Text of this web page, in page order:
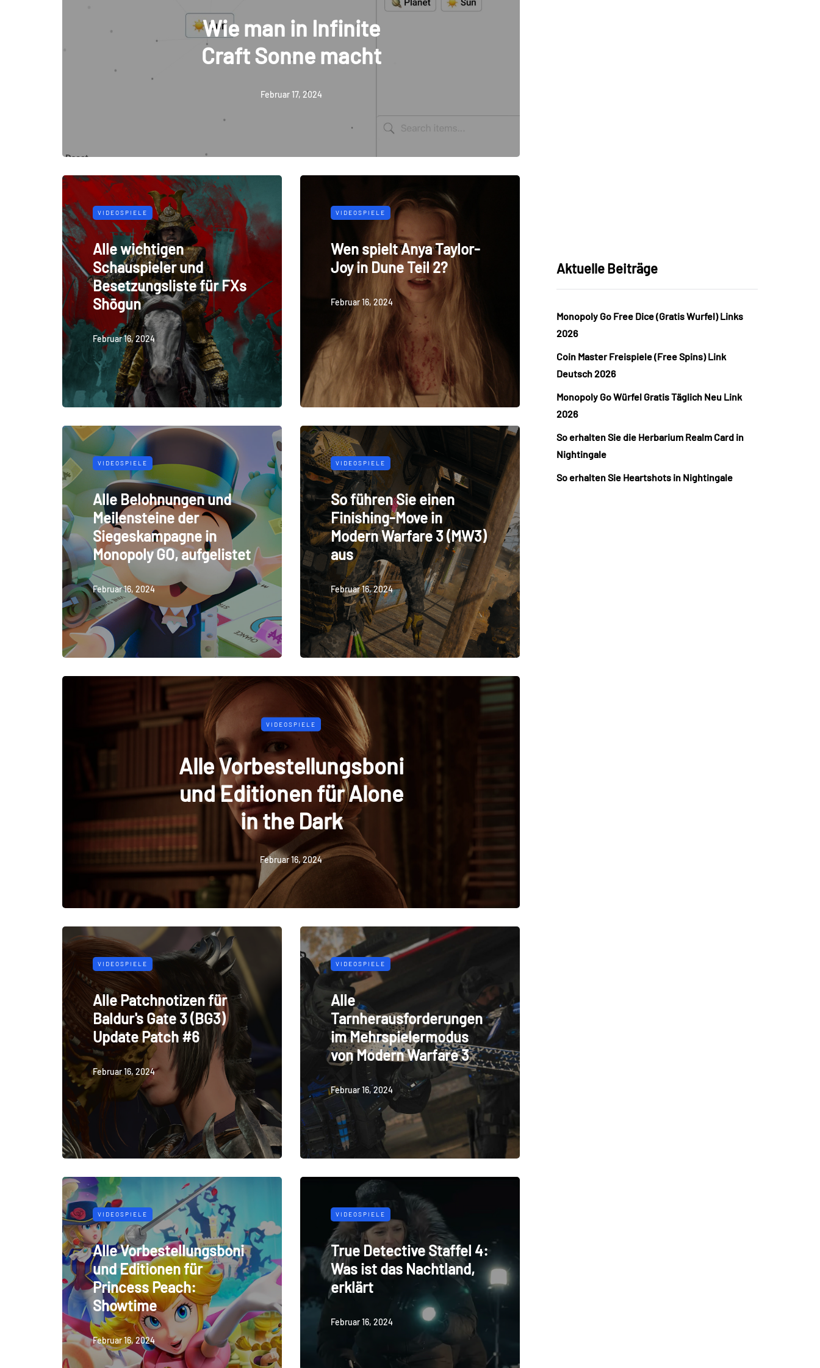
Wie man in Infinite
Craft Sonne macht
Februar 17, 2024
VIDEOSPIELE
Alle wichtigen
Schauspieler und
Besetzungsliste für FXs
Shōgun
Februar 16, 2024
VIDEOSPIELE
Wen spielt Anya Taylor-
Joy in Dune Teil 2?
Februar 16, 2024
VIDEOSPIELE
Alle Belohnungen und
Meilensteine ​​der
Siegeskampagne in
Monopoly GO, aufgelistet
Februar 16, 2024
VIDEOSPIELE
So führen Sie einen
Finishing-Move in
Modern Warfare 3 (MW3)
aus
Februar 16, 2024
VIDEOSPIELE
Alle Vorbestellungsboni
und Editionen für Alone
in the Dark
Februar 16, 2024
VIDEOSPIELE
Alle Patchnotizen für
Baldur's Gate 3 (BG3)
Update Patch #6
Februar 16, 2024
VIDEOSPIELE
Alle
Tarnherausforderungen
im Mehrspielermodus
von Modern Warfare 3
Februar 16, 2024
VIDEOSPIELE
Alle Vorbestellungsboni
und Editionen für
Princess Peach:
Showtime
Februar 16, 2024
VIDEOSPIELE
True Detective Staffel 4:
Was ist das Nachtland,
erklärt
Februar 16, 2024
Aktuelle Beiträge
Monopoly Go Free Dice (Gratis Wurfel) Links
2026
Coin Master Freispiele (Free Spins) Link
Deutsch 2026
Monopoly Go Würfel Gratis Täglich Neu Link
2026
So erhalten Sie die Herbarium Realm Card in
Nightingale
So erhalten Sie Heartshots in Nightingale